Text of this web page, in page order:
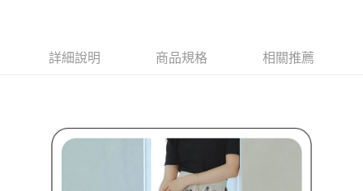
【注意事項】
https://aftee.tw/terms/#terms3
３．未成年的使用者請事先徵得法定代理人或監護人之同意方可使用
「AFTEE先享後付」，若未經同意申辦者引起之損失，本公司不負相關責
7-11取貨付款
詳細說明 商品規格 相關推薦